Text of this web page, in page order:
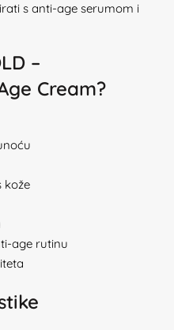
s anti-age serumom i
–
Cream?
kože
age rutinu